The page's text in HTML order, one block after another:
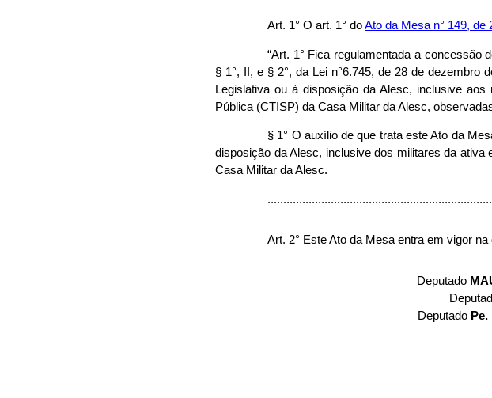
Art. 1° O art. 1° doAto da Mesa n° 149, de
“Art. 1° Fica regulamentada a concessão
§ 1°, II, e § 2°, da Lei n°6.745, de 28 de
Legislativa ou à disposição da Alesc, inclusive
Pública (CTISP) da Casa Militar da Alesc,
§ 1° O auxílio de que trata este Ato da
disposição da Alesc, inclusive dos militares da
Casa Militar da Alesc.
Art. 2° Este Ato da Mesa entra em vigor
Deputado
Deputado Pe.